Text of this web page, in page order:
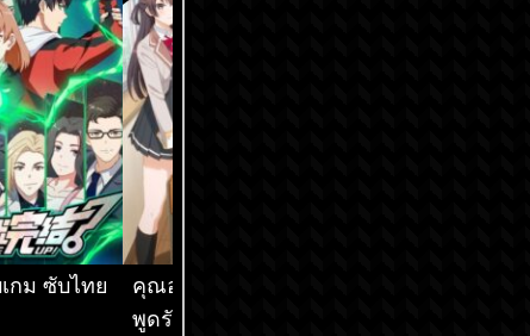
กม ซับไทย
คุณอาเรียโต๊ะข้างๆ
พูดรัสเซียหวานใส่ซะ